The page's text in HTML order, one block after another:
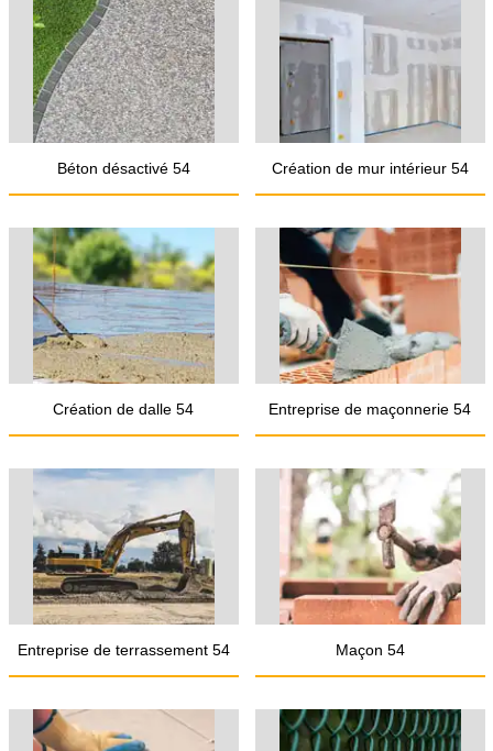
Béton désactivé 54 Création de mur intérieur 54
Création de dalle 54 Entreprise de maçonnerie 54
Entreprise de terrassement 54 Maçon 54